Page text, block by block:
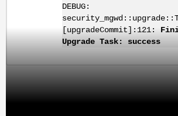
DEBUG:
[upgradeCommit]:121:
Upgrade Task: success